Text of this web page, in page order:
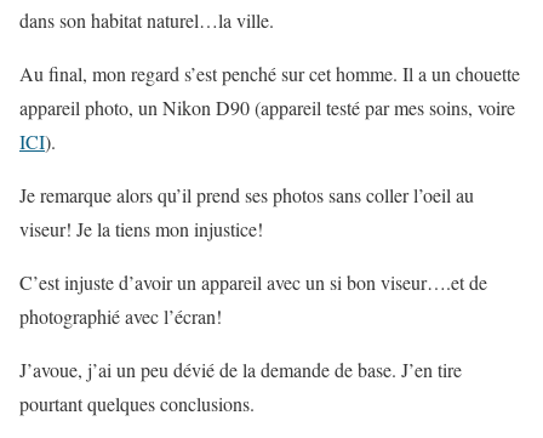
dans son habitat naturel…la ville.
Au final, mon regard s’est penché sur cet homme. Il a un chouette
appareil photo, un Nikon D90 (appareil testé par mes soins, voire
ICI).
Je remarque alors qu’il prend ses photos sans coller l’oeil au
viseur! Je la tiens mon injustice!
C’est injuste d’avoir un appareil avec un si bon viseur….et de
photographié avec l’écran!
J’avoue, j’ai un peu dévié de la demande de base. J’en tire
pourtant quelques conclusions.